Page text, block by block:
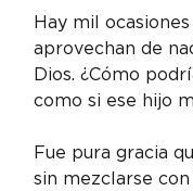
Hay mil
aprovechan de
Dios. ¿Cómo
como si ese hijo
Fue pura gracia
sin mezclarse